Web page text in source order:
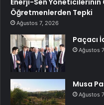
Enerji-Sen Yöneticilerinin
Öğretmenlerden Tepki
Ağustos 7, 2026
Paçacı
Ağustos
Musa
Ağustos